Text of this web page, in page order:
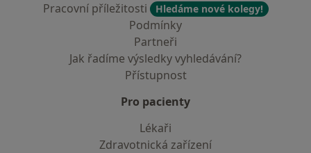
Pracovní příležitosti
Hledáme nové kolegy!
Podmínky
Partneři
Jak řadíme výsledky vyhledávání?
Přístupnost
Pro pacienty
Lékaři
Zdravotnická zařízení